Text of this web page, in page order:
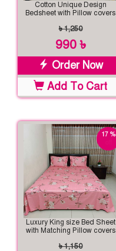
Cotton Unique Design
Bedsheet with Pillow covers
৳ 1,250
990 ৳
Order Now
Add To Cart
17 %
Luxury King size Bed Sheet
with Matching Pillow covers
৳ 1,150